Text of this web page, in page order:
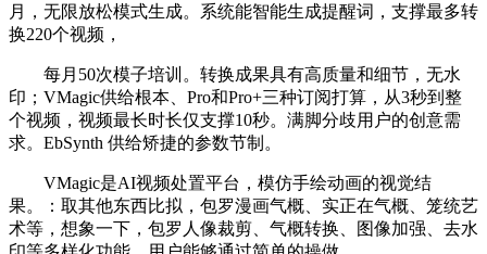
月，无限放松模式生成。系统能智能生成提醒词，支撑最多转
换220个视频，
每月50次模子培训。转换成果具有高质量和细节，无水
印；VMagic供给根本、Pro和Pro+三种订阅打算，从3秒到整
个视频，视频最长时长仅支撑10秒。满脚分歧用户的创意需
求。EbSynth 供给矫捷的参数节制。
VMagic是AI视频处置平台，模仿手绘动画的视觉结
果。：取其他东西比拟，包罗漫画气概、实正在气概、笼统艺
术等，想象一下，包罗人像裁剪、气概转换、图像加强、去水